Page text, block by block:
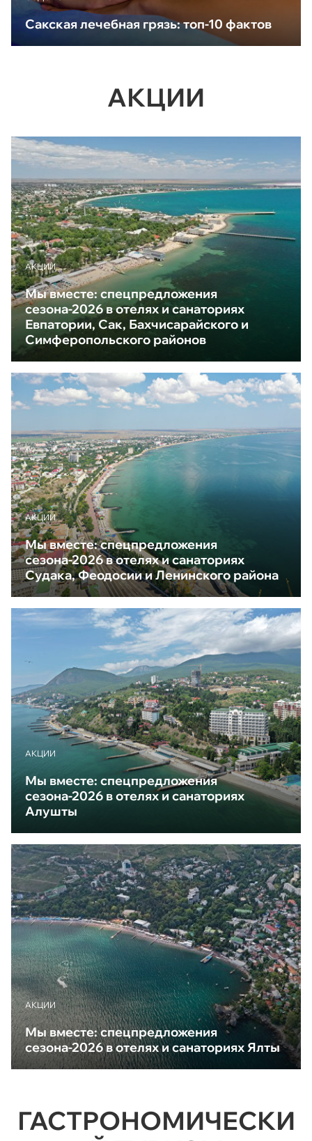
Сакская лечебная грязь: топ-10 фактов
АКЦИИ
АКЦИИ
Мы вместе: спецпредложения
сезона-2026 в отелях и санаториях
Евпатории, Сак, Бахчисарайского и
Симферопольского районов
АКЦИИ
Мы вместе: спецпредложения
сезона-2026 в отелях и санаториях
Судака, Феодосии и Ленинского района
АКЦИИ
Мы вместе: спецпредложения
сезона-2026 в отелях и санаториях
Алушты
АКЦИИ
Мы вместе: спецпредложения
сезона-2026 в отелях и санаториях Ялты
ГАСТРОНОМИЧЕСКИ